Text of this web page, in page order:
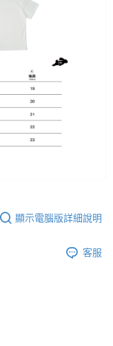
顯示電腦版詳細說明
客服